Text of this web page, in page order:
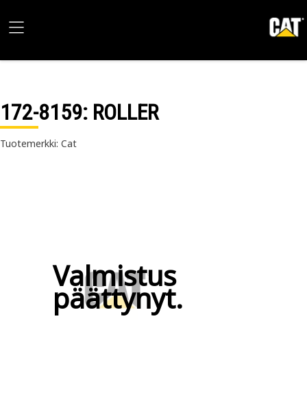
172-8159: ROLLER
Tuotemerkki: Cat
Valmistus
päättynyt.